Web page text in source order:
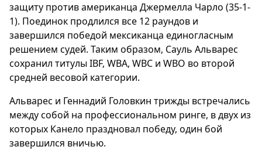
защиту против американца Джермелла Чарло (35-1-
1). Поединок продлился все 12 раундов и
завершился победой мексиканца единогласным
решением судей. Таким образом, Сауль Альварес
сохранил титулы IBF, WBA, WBC и WBO во второй
средней весовой категории.
Альварес и Геннадий Головкин трижды встречались
между собой на профессиональном ринге, в двух из
которых Канело праздновал победу, один бой
завершился вничью.